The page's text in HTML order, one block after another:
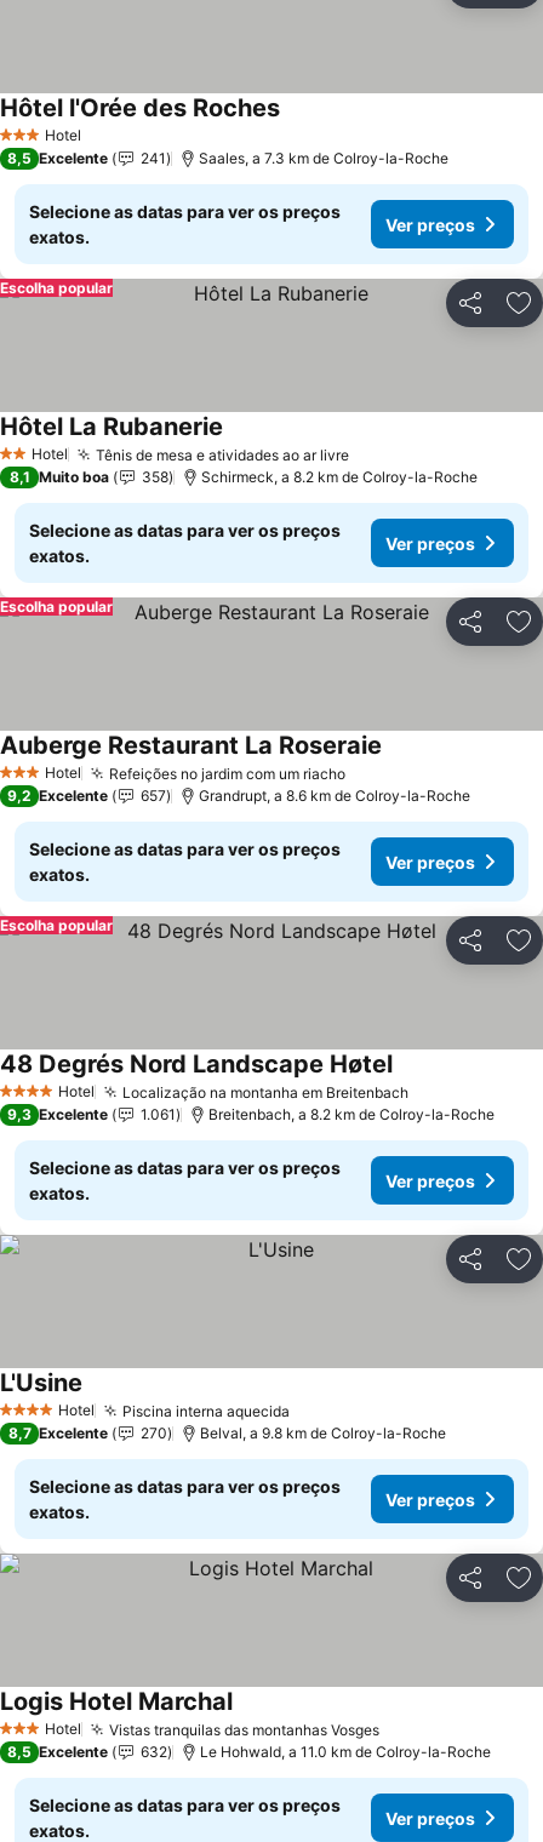
3 EstrelasHotel
Hôtel l'Orée des RochesVer preços
8,5 Excelente 241 Saales, a 7.3 km de Colroy-la-Roche
Selecione as datas para ver os preços
exatos.
Ver preços
Partilhar
Escolha popular
2 Estrelas
Hotel Tênis de mesa e atividades ao ar livreVer preços
Hôtel La Rubanerie
8,1 Muito boa 358 Schirmeck, a 8.2 km de Colroy-la-Roche
Selecione as datas para ver os preços
exatos.
Ver preços
Partilhar
Escolha popular
3 EstrelasHotel Refeições no jardim com um riachoVer preços
Auberge Restaurant La Roseraie
9,2 Excelente 657 Grandrupt, a 8.6 km de Colroy-la-Roche
Selecione as datas para ver os preços
exatos.
Ver preços
Partilhar
Escolha popular
4 EstrelasHotel Localização na montanha em BreitenbachVer preços
48 Degrés Nord Landscape HøtelVer preços
9,3 Excelente 1.061 Breitenbach, a 8.2 km de Colroy-la-Roche
Selecione as datas para ver os preços
exatos.
Ver preços
Partilhar
4 EstrelasHotel Piscina interna aquecida
L'Usine
8,7 Excelente 270 Belval, a 9.8 km de Colroy-la-Roche
Selecione as datas para ver os preços
exatos.
Ver preços
Partilhar
3 EstrelasHotel Vistas tranquilas das montanhas VosgesVer preços
Logis Hotel MarchalVer preços
8,5 Excelente 632 Le Hohwald, a 11.0 km de Colroy-la-Roche
Selecione as datas para ver os preços
exatos.
Ver preços